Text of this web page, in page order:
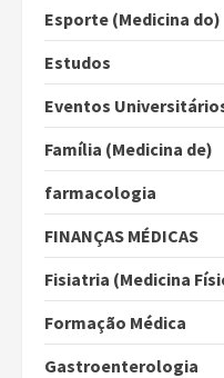
Esporte (Medicina do)
Estudos
Eventos
Família (Medicina de)
farmacologia
FINANÇAS MÉDICAS
Fisiatria (Medicina
Formação Médica
Gastroenterologia